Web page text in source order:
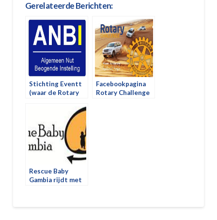
Gerelateerde Berichten:
Stichting Eventt
(waar de Rotary
valt) heeft nu een
Facebookpagina
Rotary Challenge
Rescue Baby
Gambia rijdt met